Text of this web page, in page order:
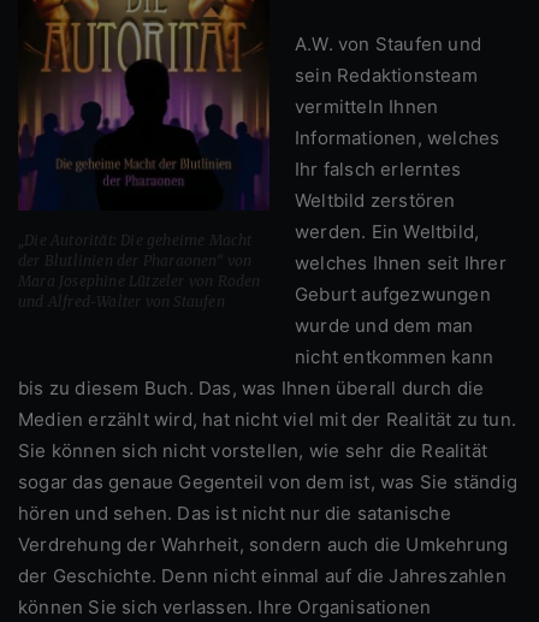
„Die Autorität: Die geheime Macht
der Blutlinien der Pharaonen“ von
Mara Josephine Lützeler von Roden
und Alfred-Walter von Staufen
A.W. von Staufen und
sein Redaktionsteam
vermitteln Ihnen
Informationen, welches
Ihr falsch erlerntes
Weltbild zerstören
werden. Ein Weltbild,
welches Ihnen seit Ihrer
Geburt aufgezwungen
wurde und dem man
nicht entkommen kann
bis zu diesem Buch. Das, was Ihnen überall durch die
Medien erzählt wird, hat nicht viel mit der Realität zu tun.
Sie können sich nicht vorstellen, wie sehr die Realität
sogar das genaue Gegenteil von dem ist, was Sie ständig
hören und sehen. Das ist nicht nur die satanische
Verdrehung der Wahrheit, sondern auch die Umkehrung
der Geschichte. Denn nicht einmal auf die Jahreszahlen
können Sie sich verlassen. Ihre Organisationen